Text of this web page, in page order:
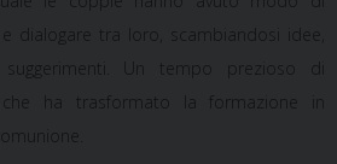
dialogare tra loro, scambiandosi idee,
suggerimenti. Un tempo prezioso di
ha trasformato la formazione in